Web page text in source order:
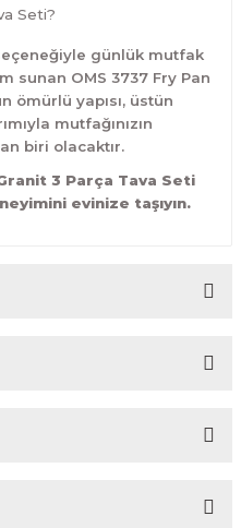
Seti?
günlük mutfak
sunan OMS 3737 Fry Pan
ömürlü yapısı, üstün
mutfağınızın
biri olacaktır.
3 Parça Tava Seti
evinize taşıyın.